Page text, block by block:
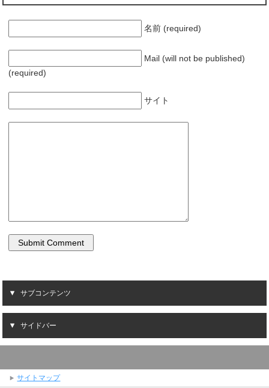
名前 (required)
Mail (will not be published)
(required)
サイト
サブコンテンツ
サイドバー
サイトマップ